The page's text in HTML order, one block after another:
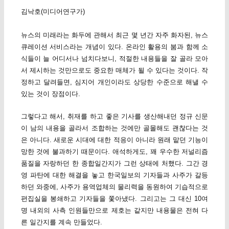
김낙호(미디어연구가)
뉴스의 미래라는 화두에 관해서 최근 몇 년간 자주 화자된, 뉴스
큐레이션 서비스라는 개념이 있다. 온라인 활용의 붐과 함께 소
식들이 늘 어디서나 넘치다보니, 적절한 내용들을 잘 골라 모아
서 제시하는 것만으로도 중요한 매체가 될 수 있다는 것이다. 작
정하고 달려들면, 심지어 개인이라도 상당한 수준으로 해낼 수
있는 것이 장점이다.
그렇다고 해서, 취재를 하고 좋은 기사를 생산해내던 정규 신문
이 남의 내용을 골라서 조합하는 것에만 골몰해도 괜찮다는 것
은 아니다. 새로운 시대에 대한 적응이 아니라 원래 맡던 기능이
망한 것에 불과하기 때문이다. 애석하게도, 꽤 우수한 저널리즘
품질을 자랑하던 한 종합일간지가 그런 상태에 처했다. 그간 경
영 파탄에 대한 해결을 놓고 한국일보의 기자들과 사주가 갈등
하던 와중에, 사주가 용역업체의 물리력을 동원하여 기습적으로
편집실을 봉쇄하고 기자들을 쫓아냈다. 그리고는 그 대신 10여
명 내외의 사측 인원들만으로 제호는 같지만 내용물은 전혀 다
른 일간지를 계속 만들었다.